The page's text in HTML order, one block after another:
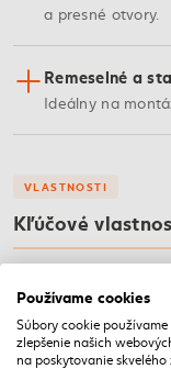
a presné otvory.
Remeselné a
Ideálny na
VLASTNOSTI
Kľúčové
Materiál
Oceľ HSS
Používame cookies
Súbory cookie
zlepšenie našich
na poskytovanie